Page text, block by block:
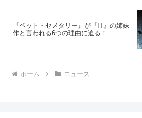
『ペット・セメタリー』が『IT』の姉妹
作と言われる6つの理由に迫る！
ホーム ニュース